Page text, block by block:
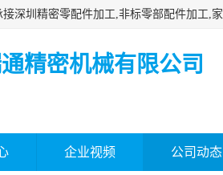
精密机械有限公司
企业视频 公司动态